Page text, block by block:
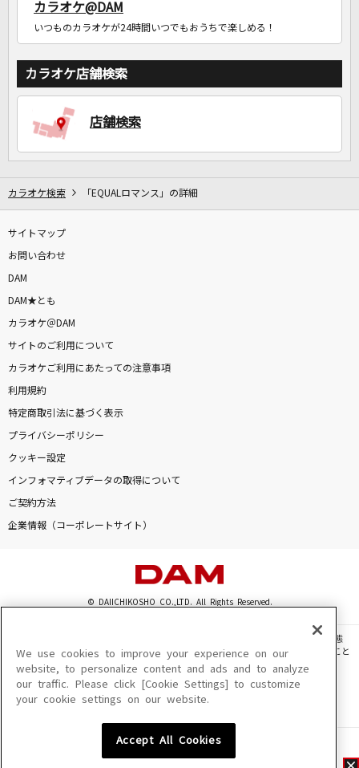
カラオケ@DAM
いつものカラオケが24時間いつでもおうちで楽しめる！
カラオケ店舗検索
店舗検索
カラオケ検索 「EQUALロマンス」の詳細
サイトマップ
お問い合わせ
DAM
DAM★とも
カラオケ＠DAM
サイトのご利用について
カラオケご利用にあたっての注意事項
利用規約
特定商取引法に基づく表示
プライバシーポリシー
クッキー設定
インフォマティブデータの取得について
ご契約方法
企業情報（コーポレートサイト）
© DAIICHIKOSHO CO.,LTD. All Rights Reserved.
このサイトに掲載されている一切の文章・画像・写真・動画・音声等を、手段や形態
を問わず、著作権法の定める範囲を超えて無断で複製、転載、ファイル化などすること
を禁じます。
楽曲及びコンテンツは、機種によりご利用いただけない場合があります。
楽曲及びコンテンツの配信日、配信内容が変更になる場合があります。
We use cookies to improve your experience on our
website, to personalize content and ads and to analyze
our traffic. Please click [Cookie Settings] to customize
your cookie settings on our website.
Accept All Cookies